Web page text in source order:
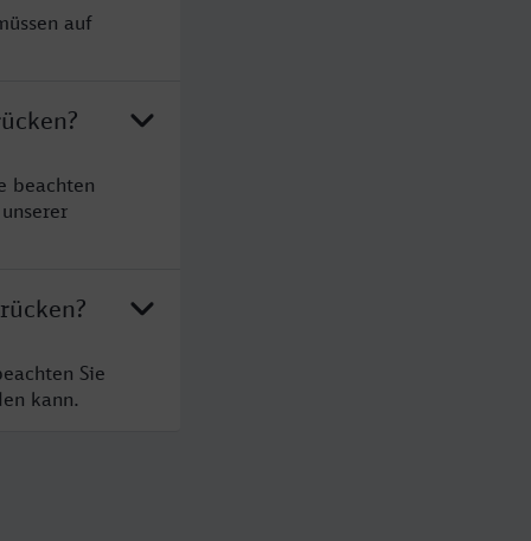
auf
beachten
Sie
kann.